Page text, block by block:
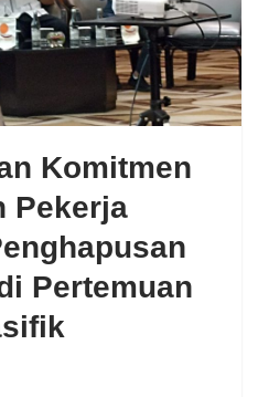
Komitmen
Pekerja
Pertemuan